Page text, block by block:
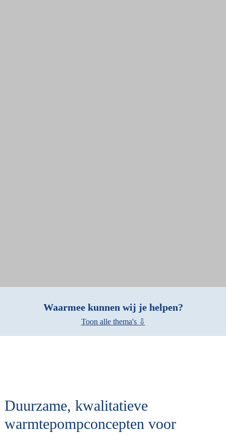
Waarmee kunnen wij je helpen?
Toon alle thema's ⇩
Duurzame, kwalitatieve
warmtepompconcepten voor